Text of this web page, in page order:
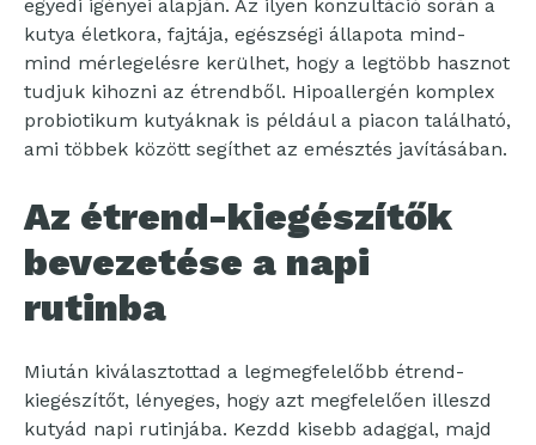
egyedi igényei alapján. Az ilyen konzultáció során a
kutya életkora, fajtája, egészségi állapota mind-
mind mérlegelésre kerülhet, hogy a legtöbb hasznot
tudjuk kihozni az étrendből. Hipoallergén komplex
probiotikum kutyáknak is például a piacon található,
ami többek között segíthet az emésztés javításában.
Az étrend-kiegészítők
bevezetése a napi
rutinba
Miután kiválasztottad a legmegfelelőbb étrend-
kiegészítőt, lényeges, hogy azt megfelelően illeszd
kutyád napi rutinjába. Kezdd kisebb adaggal, majd